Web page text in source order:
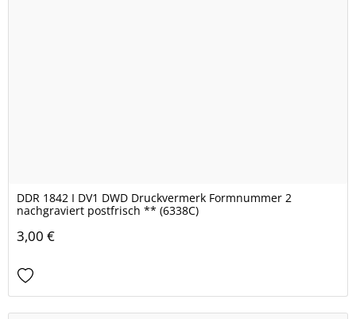
DDR 1842 I DV1 DWD Druckvermerk Formnummer 2
nachgraviert postfrisch ** (6338C)
3,00 €